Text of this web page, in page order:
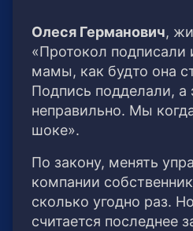
Олеся Германович,
«Протокол
мамы, как будто она
Подпись подделали, а
неправильно. Мы
шоке».
По закону, менять
компании
сколько угодно раз.
считается последнее